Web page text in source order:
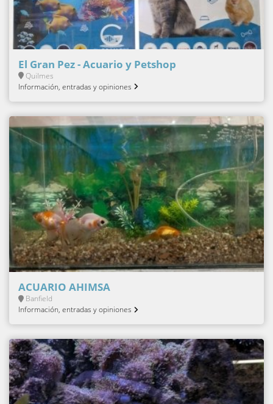
El Gran Pez - Acuario y Petshop
Quilmes
Información, entradas y opiniones
ACUARIO AHIMSA
Banfield
Información, entradas y opiniones